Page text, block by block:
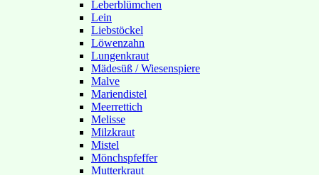
Leberblümchen
Lein
Liebstöckel
Löwenzahn
Lungenkraut
Mädesüß / Wiesenspiere
Malve
Mariendistel
Meerrettich
Melisse
Milzkraut
Mistel
Mönchspfeffer
Mutterkraut